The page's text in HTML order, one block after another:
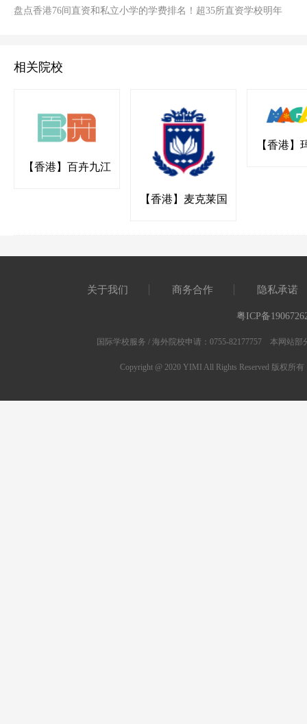
盘点香港76间直资和私立小学的学费排名！超35所直资学校明年
相关院校
【香港】百卉九江
【香港】麦克莱国
【香港】
关于我们 商务合作 隐私承诺
粤ICP备
国际学校服务 / 海外院校申请：0755-82177757 本网站
Copyright @ 2020 YIMI All Rights Reserved 版权所